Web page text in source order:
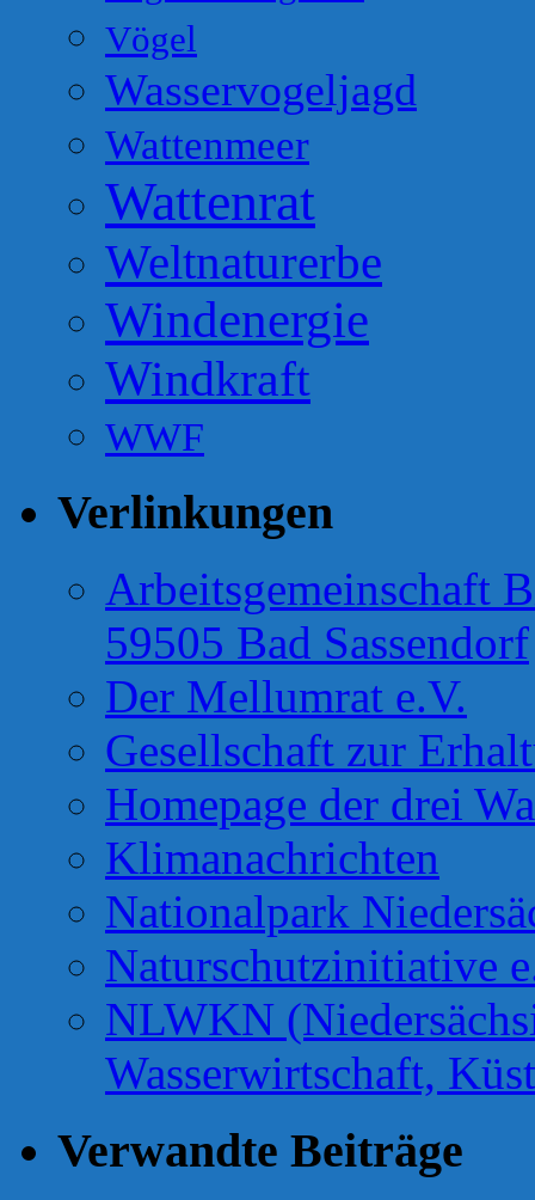
Vögel
Wasservogeljagd
Wattenmeer
Wattenrat
Weltnaturerbe
Windenergie
Windkraft
WWF
Verlinkungen
Arbeitsgemeinschaft
59505 Bad Sassendorf
Der Mellumrat e.V.
Gesellschaft zur
Homepage der drei
Klimanachrichten
Nationalpark
Naturschutzinitiative
NLWKN
Wasserwirtschaft,
Verwandte Beiträge